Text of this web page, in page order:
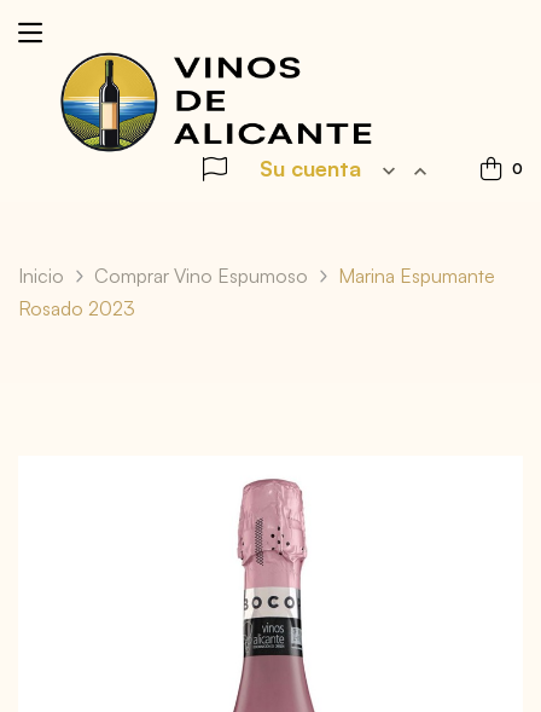
Su cuenta   0
Inicio Comprar Vino Espumoso
Marina Espumante
Rosado 2023